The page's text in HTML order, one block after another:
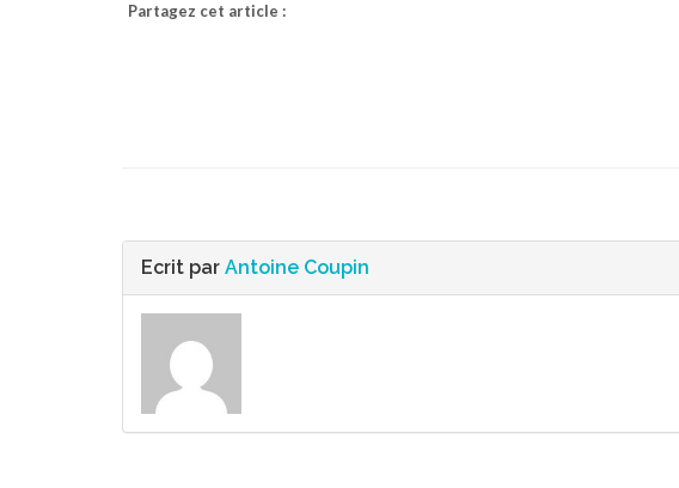
Partagez cet article :
Ecrit par Antoine Coupin